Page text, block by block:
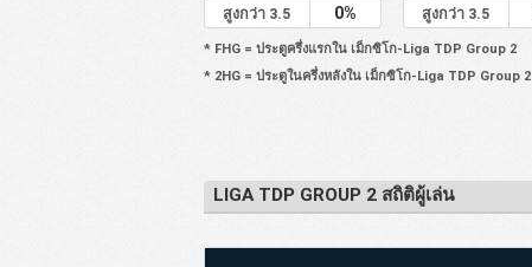
สูงกว่า 3.5 0% สูงกว่า 3.5
* FHG = ประตูครึ่งแรกใน เม็กซิโก-Liga TDP Group 2
* 2HG = ประตูในครึ่งหลังใน เม็กซิโก-Liga TDP Group 2
LIGA TDP GROUP 2 สถิติผู้เล่น